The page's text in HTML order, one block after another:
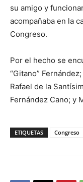
su amigo y
acompañaba en la
Congreso.
Por el hecho se
“Gitano”
Rafael de la
Fernández Cano; y
ETIQUETAS Congreso